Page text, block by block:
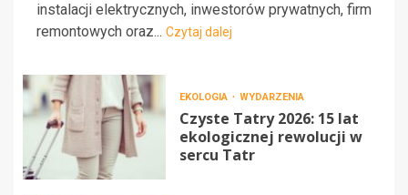
instalacji elektrycznych, inwestorów prywatnych, firm
remontowych oraz... Czytaj dalej
EKOLOGIA WYDARZENIA
Czyste Tatry 2026: 15 lat
ekologicznej rewolucji w
sercu Tatr